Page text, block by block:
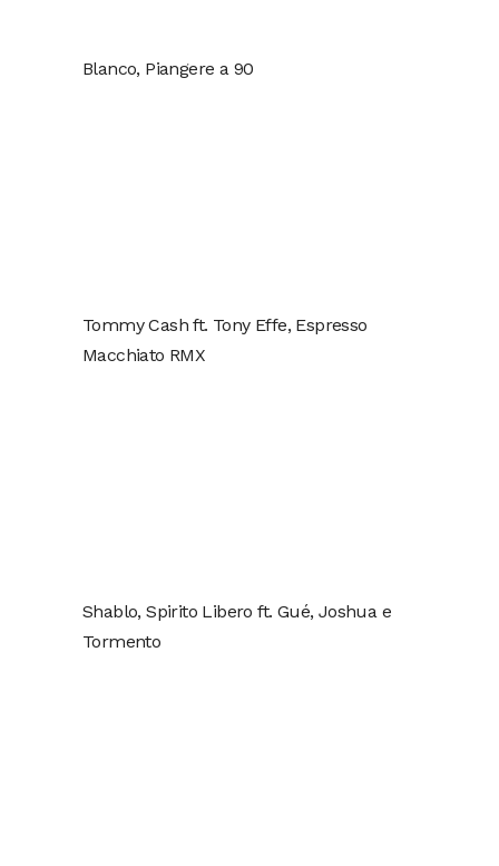
Blanco, Piangere a 90
Tommy Cash ft. Tony Effe, Espresso
Macchiato RMX
Shablo, Spirito Libero ft. Gué, Joshua e
Tormento